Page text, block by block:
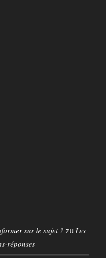
sur le sujet ? zu Les
réponses